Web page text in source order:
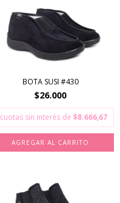
BOTA SUSI #430
$26.000
cuotas sin interés de $8.666,67
AGREGAR AL CARRITO